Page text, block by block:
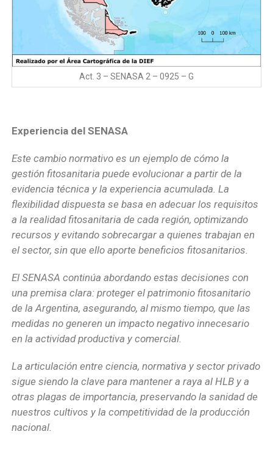
Act. 3 – SENASA 2 – 0925 – G
Experiencia del SENASA
Este cambio normativo es un ejemplo de cómo la
gestión fitosanitaria puede evolucionar a partir de la
evidencia técnica y la experiencia acumulada. La
flexibilidad dispuesta se basa en adecuar los requisitos
a la realidad fitosanitaria de cada región, optimizando
recursos y evitando sobrecargar a quienes trabajan en
el sector, sin que ello aporte beneficios fitosanitarios.
El SENASA continúa abordando estas decisiones con
una premisa clara: proteger el patrimonio fitosanitario
de la Argentina, asegurando, al mismo tiempo, que las
medidas no generen un impacto negativo innecesario
en la actividad productiva y comercial.
La articulación entre ciencia, normativa y sector privado
sigue siendo la clave para mantener a raya al HLB y a
otras plagas de importancia, preservando la sanidad de
nuestros cultivos y la competitividad de la producción
nacional.